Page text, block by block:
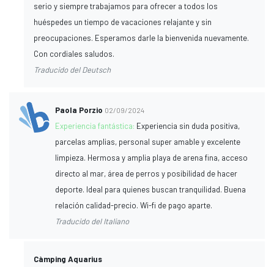
serio y siempre trabajamos para ofrecer a todos los
huéspedes un tiempo de vacaciones relajante y sin
preocupaciones. Esperamos darle la bienvenida nuevamente.
Con cordiales saludos.
Traducido del Deutsch
Paola Porzio 02/09/2024
Experiencia fantástica: Experiencia sin duda positiva,
parcelas amplias, personal super amable y excelente
limpieza. Hermosa y amplia playa de arena fina, acceso
directo al mar, área de perros y posibilidad de hacer
deporte. Ideal para quienes buscan tranquilidad. Buena
relación calidad-precio. Wi-fi de pago aparte.
Traducido del Italiano
Càmping Aquarius